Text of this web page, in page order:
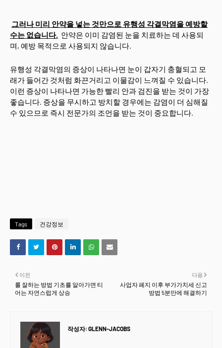
그러나 미리 안약을 넣는 것만으로 유행성 각결막염을 예방할
수는 없습니다. 안약은 이미 감염된 눈을 치료하는 데 사용되
며, 예방 목적으로 사용되지 않습니다.
유행성 각결막염의 증상이 나타나면 눈이 갑자기 충혈되고 모
래가 들어간 것처럼 화끈거리고 이물감이 느껴질 수 있습니다.
이런 증상이 나타나면 가능한 빨리 안과 검진을 받는 것이 가장
좋습니다. 증상을 무시하고 방치할 경우에는 감염이 더 심해질
수 있으므로 즉시 전문가의 조언을 받는 것이 중요합니다.
Tags 건강정보
다음
사업자 폐지 이후 부가가치세 신고
방법 5분만에 해결하기
이전
롤 잘하는 방법 기초를 알아가면 티
어는 자연스럽게 상승
작성자: GLENN-JACOBS